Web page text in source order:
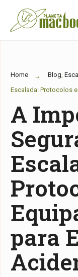
Skip
to
Home Blog,
Escalada: Protocolos
A
para